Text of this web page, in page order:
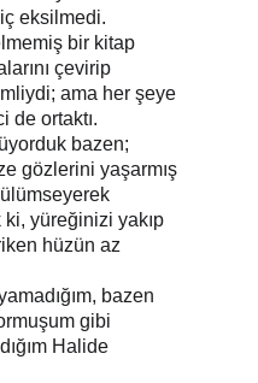
eksilmedi.
bir kitap
çevirip
ama her şeye
de ortaktı.
bazen;
gözlerini yaşarmış
yüreğinizi yakıp
hüzün az
bazen
gibi
Halide